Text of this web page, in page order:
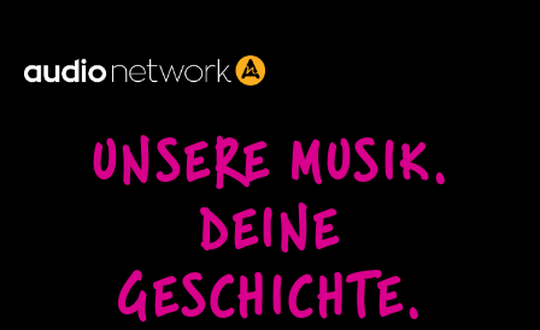
UNSERE MUSIK.
DEINE
GESCHICHTE.